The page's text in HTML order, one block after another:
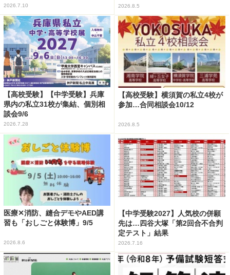
2026.7.10 2026.8.5
【高校受験】【中学受験】兵庫
県内の私立31校が集結、個別相
談会9/6
2026.7.28
【高校受験】横須賀の私立4校が
参加…合同相談会10/12
2026.8.5
医療✕消防、縫合デモやAED講
習も「おしごと体験博」9/5
2026.8.6
【中学受験2027】人気校の併願
先は…四谷大塚「第2回合不合判
定テスト」結果
2026.7.16